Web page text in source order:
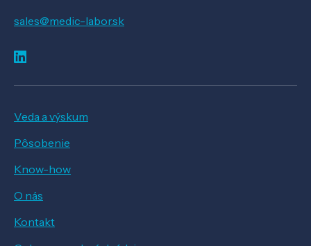
sales@medic-labor.sk
Veda a výskum
Pôsobenie
Know-how
O nás
Kontakt